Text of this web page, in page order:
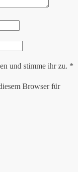
und stimme ihr zu. *
Browser für